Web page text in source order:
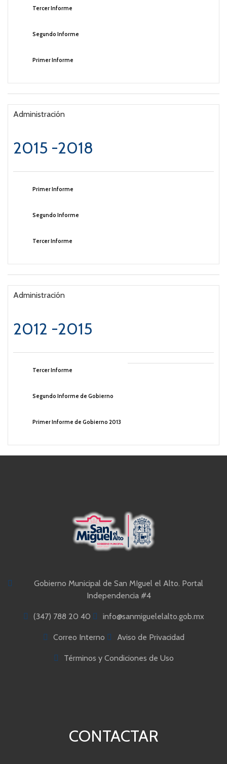
Tercer Informe
Segundo Informe
Primer Informe
Administración
2015 -2018
Primer Informe
Segundo Informe
Tercer Informe
Administración
2012 -2015
Tercer Informe
Segundo Informe de Gobierno
Primer Informe de Gobierno 2013
Gobierno Municipal de San MIguel el Alto. Portal
Independencia #4
(347) 788 20 40 info@sanmiguelelalto.gob.mx
Correo Interno Aviso de Privacidad
Términos y Condiciones de Uso
CONTACTAR